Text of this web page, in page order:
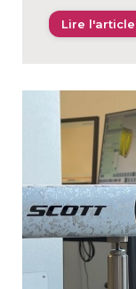
Lire l'article